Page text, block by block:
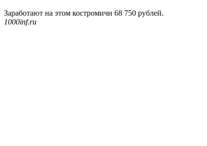
Заработают на этом костромичи 68 750 рублей.
1000inf.ru